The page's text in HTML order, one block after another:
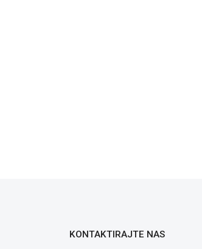
KONTAKTIRAJTE NAS